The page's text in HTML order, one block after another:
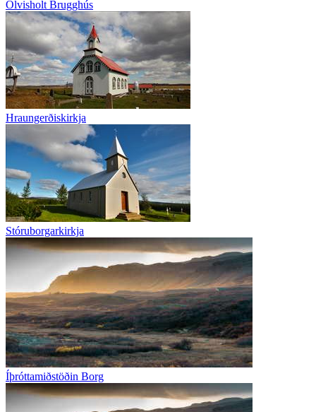
Ölvisholt Brugghús
Hraungerðiskirkja
Stóruborgarkirkja
Íþróttamiðstöðin Borg